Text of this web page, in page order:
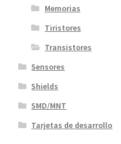
Memorias
Tiristores
Transistores
Sensores
Shields
SMD/MNT
Tarjetas de desarrollo